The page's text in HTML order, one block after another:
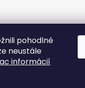
pohodlné
neustále
informácií